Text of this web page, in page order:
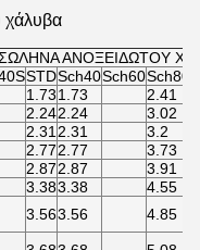
χάλυβα
ΑΝΟΞΕΙΔΩΤΟΥ
STDSch40Sch60Sch80s
1.731.73 2.41
2.242.24 3.02
2.31 2.31 3.2
2.772.77 3.73
2.872.87 3.91
3.383.38 4.55
3.563.56 4.85